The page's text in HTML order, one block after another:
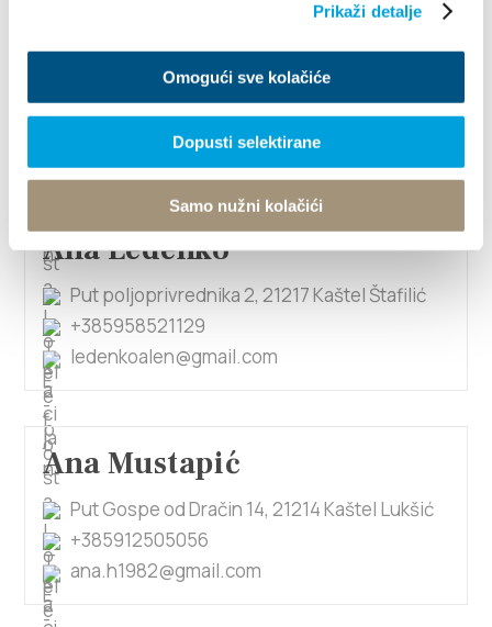
Prikaži detalje
Omogući sve kolačiće
Dopusti selektirane
Samo nužni kolačići
Put Blata BB, 21214 Kaštel Lukšić
+38521227670
marko.ledenko@yahoo.com
Ana Ledenko
Put poljoprivrednika 2, 21217 Kaštel Štafilić
+385958521129
ledenkoalen@gmail.com
Ana Mustapić
Put Gospe od Dračin 14, 21214 Kaštel Lukšić
+385912505056
ana.h1982@gmail.com